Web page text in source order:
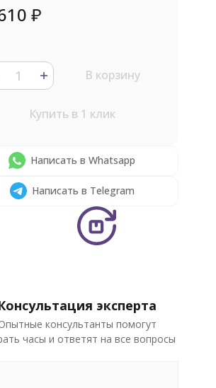
₽
В корзину
Купить в 1 клик
Написать в Whatsapp
Написать в Telegram
эксперта
консультанты помогут
часы и ответят на все вопросы